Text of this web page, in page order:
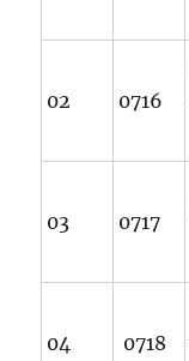
02 0716
03 0717
04 0718